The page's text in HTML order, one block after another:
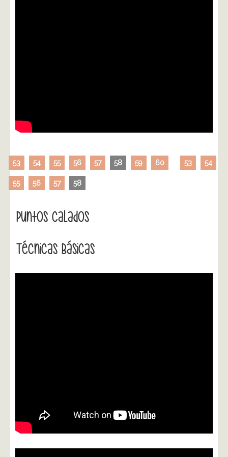
53 54 55 56 57 58 59 60 53 54
55 56 57 58
Puntos Calados
Técnicas Básicas